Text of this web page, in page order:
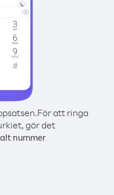
För att ringa
gör det
nummer